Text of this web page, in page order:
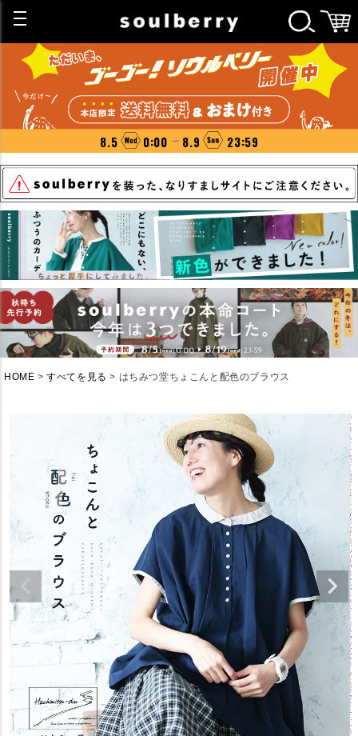
8.5 0:00 8.9 23:59
HOME すべてを見る はちみつ堂ちょこんと配色のブラウス